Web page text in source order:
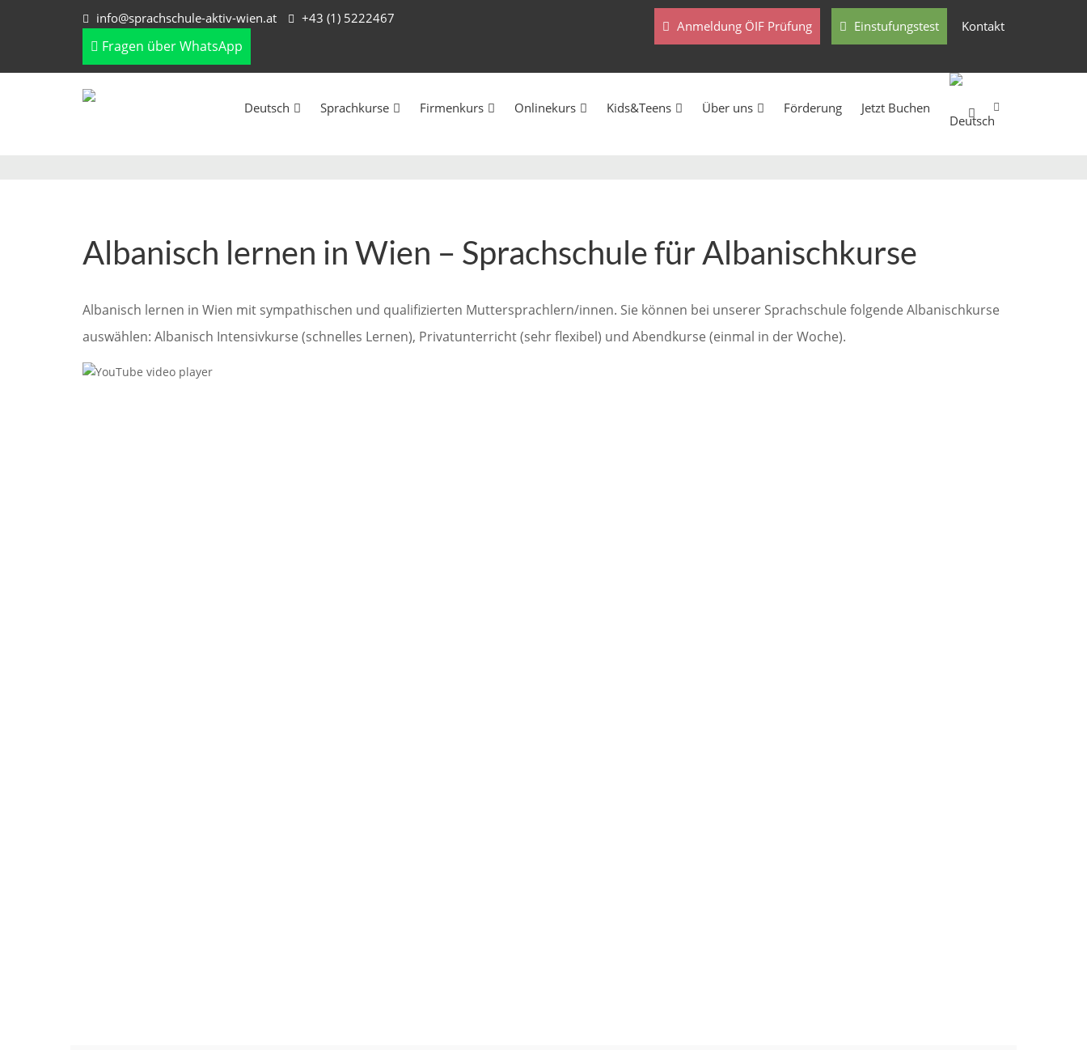
info@sprachschule-aktiv-wien.at +43 (1) 5222467
Fragen über WhatsApp
Anmeldung ÖIF Prüfung Einstufungstest Kontakt
Deutsch Sprachkurse Firmenkurs Onlinekurs Kids&Teens Über uns Förderung Jetzt Buchen
Albanisch lernen in Wien – Sprachschule für Albanischkurse
Albanisch lernen in Wien mit sympathischen und qualifizierten Muttersprachlern/innen. Sie können bei unserer Sprachschule folgende Albanischkurse
auswählen: Albanisch Intensivkurse (schnelles Lernen), Privatunterricht (sehr flexibel) und Abendkurse (einmal in der Woche).